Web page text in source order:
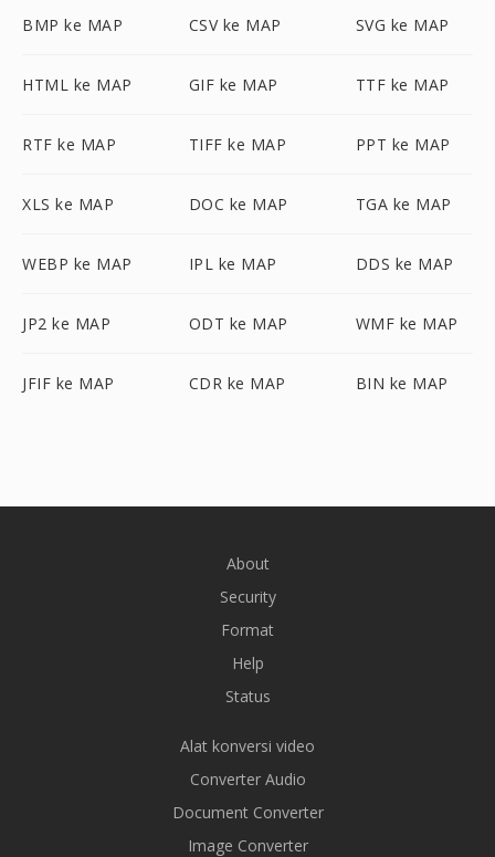
BMP ke MAP CSV ke MAP SVG ke MAP
HTML ke MAP GIF ke MAP TTF ke MAP
RTF ke MAP TIFF ke MAP PPT ke MAP
XLS ke MAP DOC ke MAP TGA ke MAP
WEBP ke MAP IPL ke MAP DDS ke MAP
JP2 ke MAP ODT ke MAP WMF ke MAP
JFIF ke MAP CDR ke MAP BIN ke MAP
About
Security
Format
Help
Status
Alat konversi video
Converter Audio
Document Converter
Image Converter